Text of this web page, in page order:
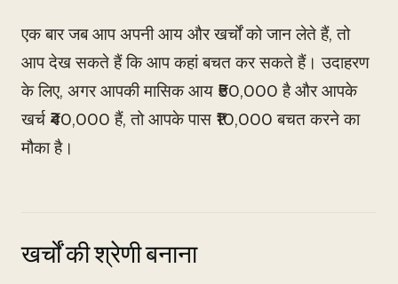
एक बार जब आप अपनी आय और खर्चों को जान लेते हैं, तो
आप देख सकते हैं कि आप कहां बचत कर सकते हैं। उदाहरण
के लिए, अगर आपकी मासिक आय ₹50,000 है और आपके
खर्च ₹40,000 हैं, तो आपके पास ₹10,000 बचत करने का
मौका है।
खर्चों की श्रेणी बनाना